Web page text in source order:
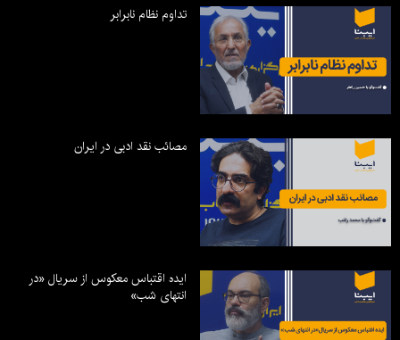
تداوم نظام نابرابر
مصائب نقد ادبی در ایران
ایده اقتباس معکوس از سریال «در
انتهای شب»